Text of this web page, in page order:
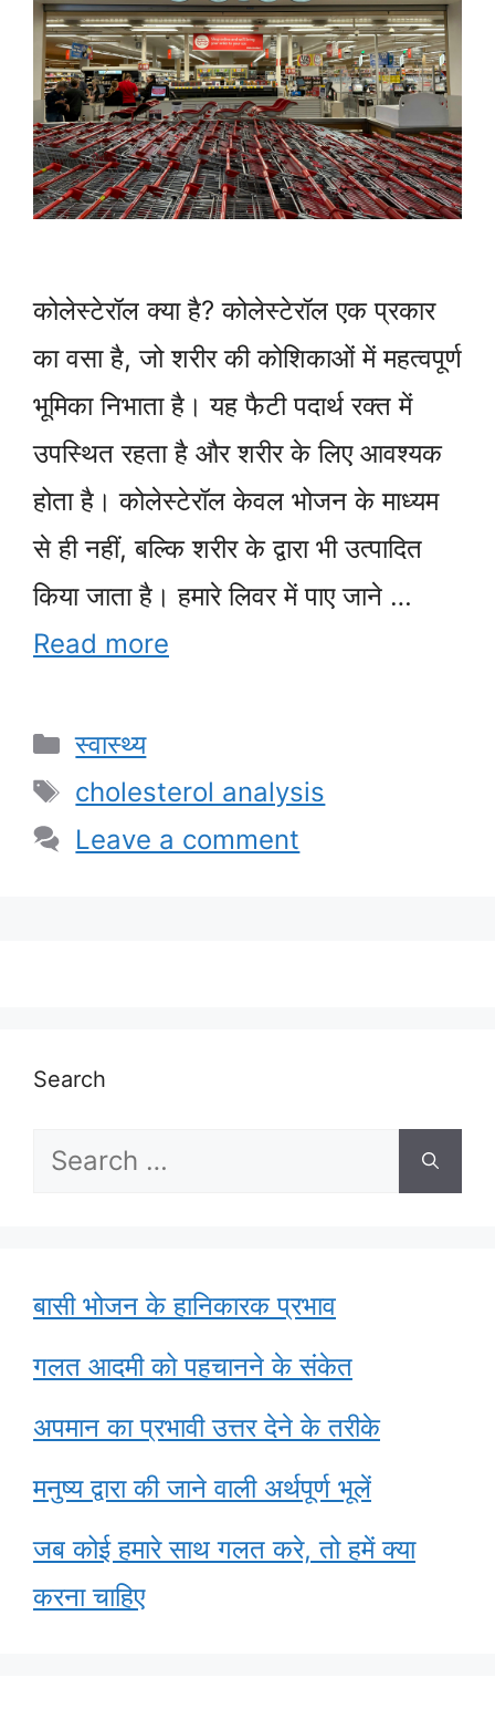
कोलेस्टेरॉल क्या है? कोलेस्टेरॉल एक प्रकार
का वसा है, जो शरीर की कोशिकाओं में महत्वपूर्ण
भूमिका निभाता है। यह फैटी पदार्थ रक्त में
उपस्थित रहता है और शरीर के लिए आवश्यक
होता है। कोलेस्टेरॉल केवल भोजन के माध्यम
से ही नहीं, बल्कि शरीर के द्वारा भी उत्पादित
किया जाता है। हमारे लिवर में पाए जाने …
Read more
Categories
स्वास्थ्य
Tags
cholesterol analysis
Leave a comment
Search
Search
बासी भोजन के हानिकारक प्रभाव
गलत आदमी को पहचानने के संकेत
अपमान का प्रभावी उत्तर देने के तरीके
मनुष्य द्वारा की जाने वाली अर्थपूर्ण भूलें
जब कोई हमारे साथ गलत करे, तो हमें क्या
करना चाहिए